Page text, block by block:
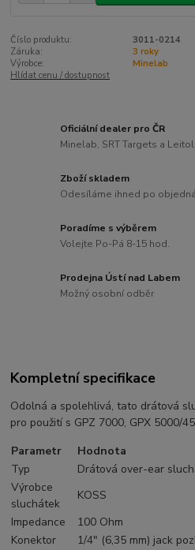
Číslo produktu:
3011-0214
Záruka:
3 roky
Výrobce:
Minelab
Hlídat cenu / dostupnost
Oficiální dealer pro ČR
Minelab, SRT Targets a
Zboží skladem
Odesíláme ihned po
Poradíme s výběrem
Volejte Po-Pá 8-15 hod.
Prodejna Ústí nad Labem
Možný osobní odběr
Kompletní specifikace
Odolná a spolehlivá, tato drátová
pro použití s GPZ 7000, GPX 5000/
Parametr
Hodnota
Typ
Drátová over-ear
Výrobce
sluchátek
KOSS
Impedance
100 Ohm
Konektor
1/4" (6,35 mm) jack